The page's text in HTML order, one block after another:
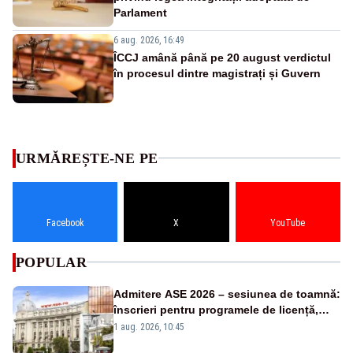
Parlament
6 aug. 2026, 16:49
ÎCCJ amână până pe 20 august verdictul
în procesul dintre magistrați și Guvern
URMĂREȘTE-NE PE
Facebook X YouTube
POPULAR
Admitere ASE 2026 – sesiunea de toamnă:
înscrieri pentru programele de licență,
masterat și doctorat
1 aug. 2026, 10:45